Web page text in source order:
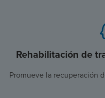
Rehabilitación de
Promueve la recuperación